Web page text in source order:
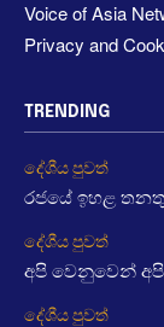
Voice of Asia
Privacy and
TRENDING
දේශීය පුවත්
රජයේ ඉහළ
දේශීය පුවත්
අපි වෙනුවෙන් අපි
දේශීය පුවත්